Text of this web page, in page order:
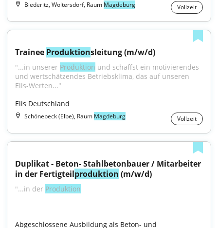
Biederitz, Woltersdorf, Raum Magdeburg Vollzeit
Trainee Produktionsleitung (m/w/d)
"...in unserer Produktion und schaffst ein moti­vierendes
und wert­schätzendes Betriebs­klima, das auf unseren
Elis-Werten..."
Elis Deutschland
Schönebeck (Elbe), Raum Magdeburg Vollzeit
Duplikat - Beton- Stahlbetonbauer / Mitarbeiter
in der Fertigteilproduktion (m/w/d)
"...in der Produktion
Abgeschlossene Ausbildung als Beton- und